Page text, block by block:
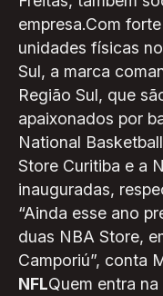
empresa.Com
unidades físicas
Sul, a marca
Região Sul, que
apaixonados por
National
Store Curitiba e a
inauguradas,
“Ainda esse ano
duas NBA Store,
Camporiú”, conta
NFLQuem entra